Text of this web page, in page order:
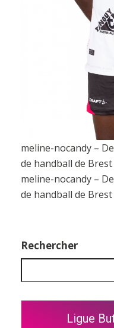
meline-nocandy –
de handball de
meline-nocandy –
de handball de
Rechercher
Ligue